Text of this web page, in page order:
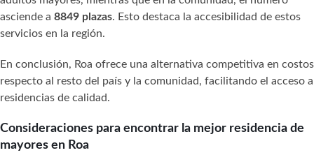
asciende a 8849 plazas. Esto destaca la accesibilidad de estos
servicios en la región.
En conclusión, Roa ofrece una alternativa competitiva en costos
respecto al resto del país y la comunidad, facilitando el acceso a
residencias de calidad.
Consideraciones para encontrar la mejor residencia de
mayores en Roa